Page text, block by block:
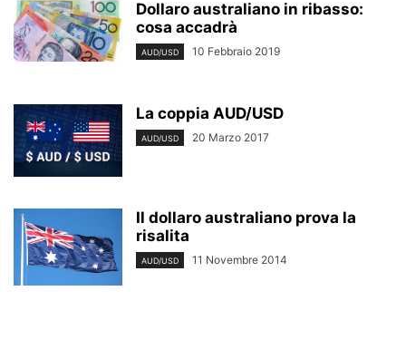
Dollaro australiano in ribasso:
cosa accadrà
AUD/USD 10 Febbraio 2019
La coppia AUD/USD
AUD/USD 20 Marzo 2017
Il dollaro australiano prova la
risalita
AUD/USD 11 Novembre 2014